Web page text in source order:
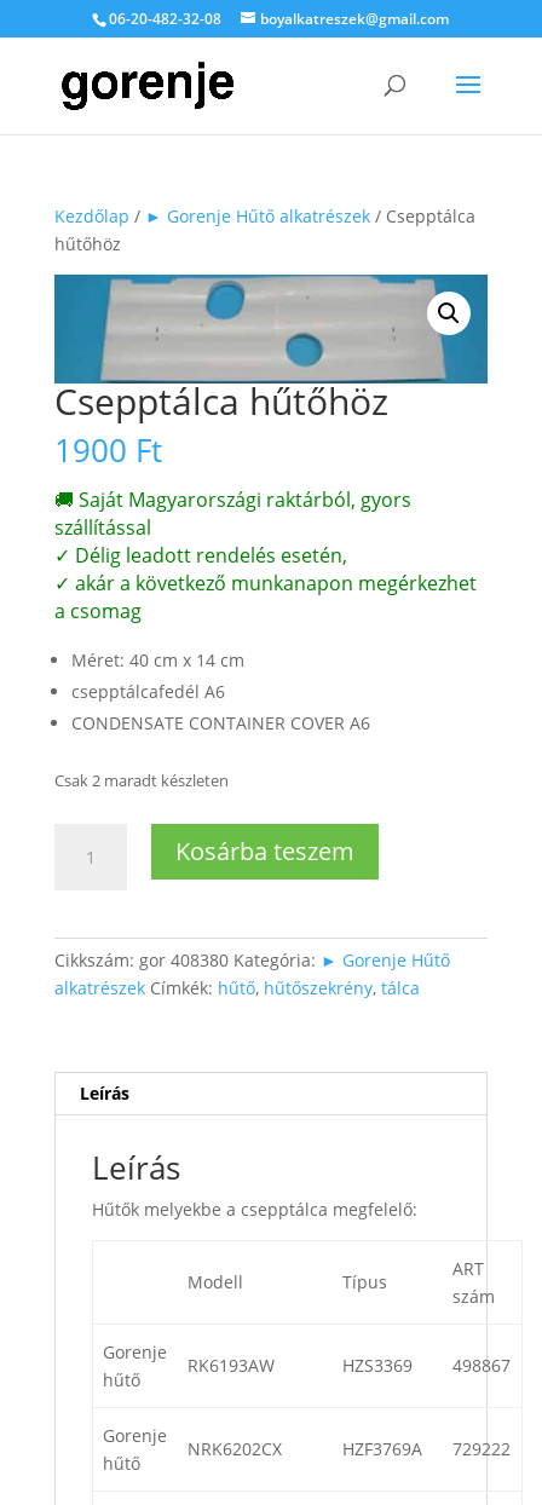
06-20-482-32-08 boyalkatreszek@gmail.com
Kezdőlap / ► Gorenje Hűtő alkatrészek/ Csepptálca
hűtőhöz
Csepptálca hűtőhöz
1900 Ft
🚚 Saját Magyarországi raktárból, gyors
szállítással
✓ Délig leadott rendelés esetén,
✓ akár a következő munkanapon megérkezhet
a csomag
Méret: 40 cm x 14 cm
csepptálcafedél A6
CONDENSATE CONTAINER COVER A6
Csak 2 maradt készleten
hűtőhöz
Kosárba teszem
Cikkszám: gor 408380 Kategória: ► Gorenje Hűtő
alkatrészek Címkék: hűtő, hűtőszekrény, tálca
Leírás
Leírás
Hűtők melyekbe a csepptálca megfelelő:
Modell Típus
ART
szám
Gorenje
hűtő
RK6193AW HZS3369 498867
Gorenje
hűtő
NRK6202CX HZF3769A 729222